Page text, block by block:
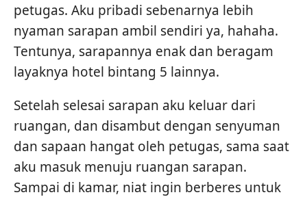
petugas. Aku pribadi sebenarnya lebih
nyaman sarapan ambil sendiri ya, hahaha.
Tentunya, sarapannya enak dan beragam
layaknya hotel bintang 5 lainnya.
Setelah selesai sarapan aku keluar dari
ruangan, dan disambut dengan senyuman
dan sapaan hangat oleh petugas, sama saat
aku masuk menuju ruangan sarapan.
Sampai di kamar, niat ingin berberes untuk